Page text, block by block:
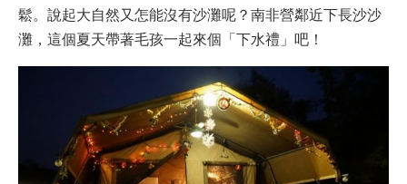
鬆。說起大自然又怎能沒有沙灘呢？南非營鄰近下長沙沙
灘，這個夏天帶著毛孩一起來個「下水禮」吧！